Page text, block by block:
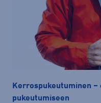
Kerrospukeutuminen –
pukeutumiseen